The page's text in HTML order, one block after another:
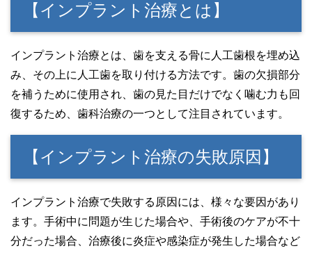
【インプラント治療とは】
インプラント治療とは、歯を支える骨に人工歯根を埋め込
み、その上に人工歯を取り付ける方法です。歯の欠損部分
を補うために使用され、歯の見た目だけでなく噛む力も回
復するため、歯科治療の一つとして注目されています。
【インプラント治療の失敗原因】
インプラント治療で失敗する原因には、様々な要因があり
ます。手術中に問題が生じた場合や、手術後のケアが不十
分だった場合、治療後に炎症や感染症が発生した場合など